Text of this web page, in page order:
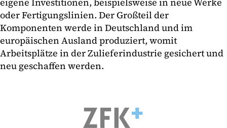
oder Fertigungslinien. Der Großteil der
Komponenten werde in Deutschland und im
europäischen Ausland produziert, womit
Arbeitsplätze in der Zulieferindustrie gesichert und
neu geschaffen werden.